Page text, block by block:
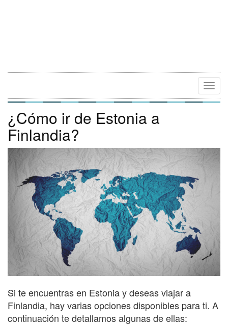
¿Cómo ir de Estonia a
Finlandia?
Si te encuentras en Estonia y deseas viajar a
Finlandia, hay varias opciones disponibles para ti. A
continuación te detallamos algunas de ellas: